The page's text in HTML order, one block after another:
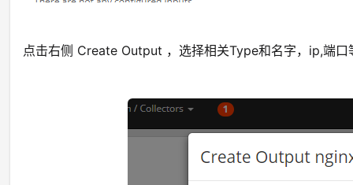
点击右侧 Create Output ，选择相关Type和名字，ip,端口